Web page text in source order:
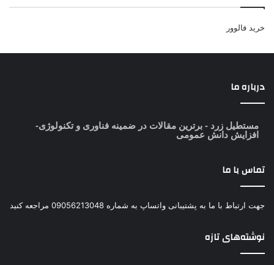
خرید فالوور
درباره ما
مستطیل زرد - برترین مقالات در ضمینه فناوری و تکنولوژی-
افزایش دانش عمومی
تماس با ما
جهت ارتباط با ما به پشتیبانی واتساپ به شماره 09056213048 مراجعه کنید
نوشته‌های تازه